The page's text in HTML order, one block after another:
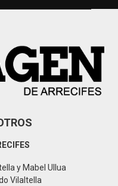
y Mabel Ullua
Vilaltella